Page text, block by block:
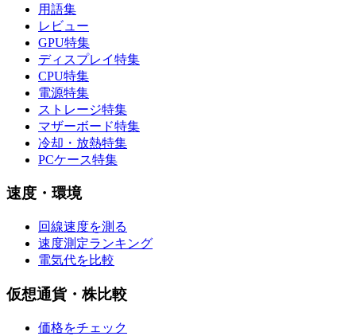
用語集
レビュー
GPU特集
ディスプレイ特集
CPU特集
電源特集
ストレージ特集
マザーボード特集
冷却・放熱特集
PCケース特集
速度・環境
回線速度を測る
速度測定ランキング
電気代を比較
仮想通貨・株比較
価格をチェック